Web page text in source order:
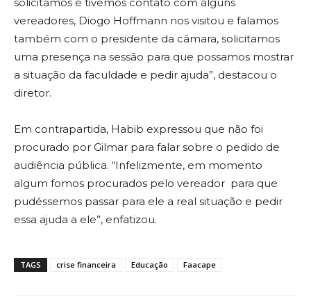
vereadores, Diogo Hoffmann nos visitou e falamos
também com o presidente da câmara, solicitamos
uma presença na sessão para que possamos mostrar
a situação da faculdade e pedir ajuda”, destacou o
diretor.
Em contrapartida, Habib expressou que não foi
procurado por Gilmar para falar sobre o pedido de
audiência pública. “Infelizmente, em momento
algum fomos procurados pelo vereador para que
pudéssemos passar para ele a real situação e pedir
essa ajuda a ele”, enfatizou.
TAGS crise financeira Educação Faacape